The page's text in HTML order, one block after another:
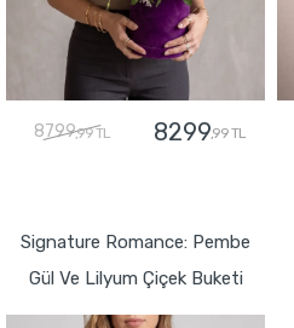
8799,99 TL 8299,99 TL
Signature Romance: Pembe
Gül Ve Lilyum Çiçek Buketi